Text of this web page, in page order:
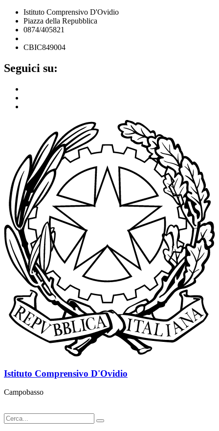
Istituto Comprensivo D'Ovidio
Piazza della Repubblica
0874/405821
CBIC849004
Seguici su:
Istituto Comprensivo D'Ovidio
Campobasso